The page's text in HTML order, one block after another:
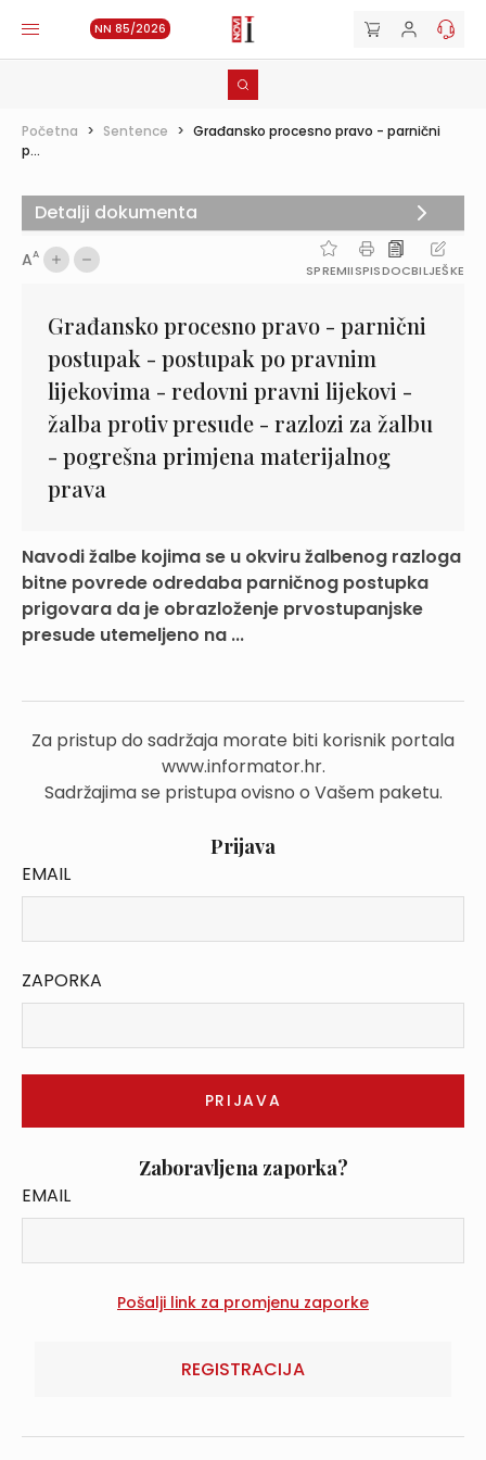
NN 85/2026
Početna > Sentence > Građansko procesno pravo - parnični
p...
AA
SPREMIISPISDOCBILJEŠKE
Građansko procesno pravo - parnični
postupak - postupak po pravnim
lijekovima - redovni pravni lijekovi -
žalba protiv presude - razlozi za žalbu
- pogrešna primjena materijalnog
prava
Navodi žalbe kojima se u okviru žalbenog razloga
bitne povrede odredaba parničnog postupka
prigovara da je obrazloženje prvostupanjske
presude utemeljeno na ...
Za pristup do sadržaja morate biti korisnik portala
www.informator.hr.
Sadržajima se pristupa ovisno o Vašem paketu.
Prijava
EMAIL
ZAPORKA
Zaboravljena zaporka?
EMAIL
REGISTRACIJA
Detalji dokumenta